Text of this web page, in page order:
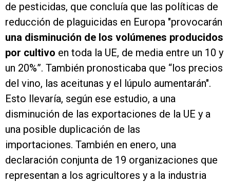
de pesticidas, que concluía que las políticas de
reducción de plaguicidas en Europa "provocarán
una disminución de los volúmenes producidos
por cultivo en toda la UE, de media entre un 10 y
un 20%”. También pronosticaba que “los precios
del vino, las aceitunas y el lúpulo aumentarán".
Esto llevaría, según ese estudio, a una
disminución de las exportaciones de la UE y a
una posible duplicación de las
importaciones. También en enero, una
declaración conjunta de 19 organizaciones que
representan a los agricultores y a la industria